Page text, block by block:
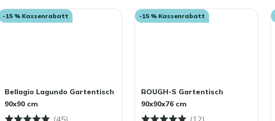
-15 % Kassenrabatt
Bellagio Lagundo Gartentisch
90x90 cm
(45)
-15 % Kassenrabatt
ROUGH-S Gartentisch
90x90x76 cm
(12)